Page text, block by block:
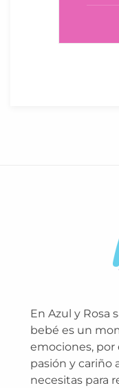
En Azul y Rosa
bebé es un
emociones, por
pasión y cariño
necesitas para